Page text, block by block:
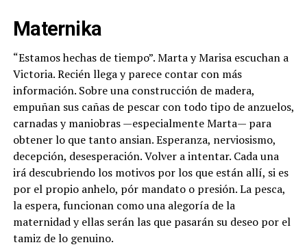
Maternika
“Estamos hechas de tiempo”. Marta y Marisa escuchan a
Victoria. Recién llega y parece contar con más
información. Sobre una construcción de madera,
empuñan sus cañas de pescar con todo tipo de anzuelos,
carnadas y maniobras —especialmente Marta— para
obtener lo que tanto ansian. Esperanza, nerviosismo,
decepción, desesperación. Volver a intentar. Cada una
irá descubriendo los motivos por los que están allí, si es
por el propio anhelo, pór mandato o presión. La pesca,
la espera, funcionan como una alegoría de la
maternidad y ellas serán las que pasarán su deseo por el
tamiz de lo genuino.